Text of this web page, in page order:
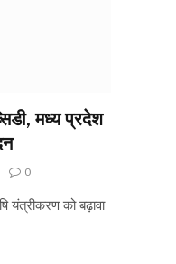
मध्य प्रदेश
0
को बढ़ावा